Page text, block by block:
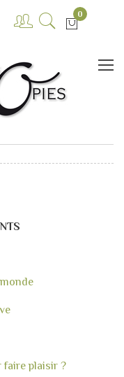
0
faire plaisir ?